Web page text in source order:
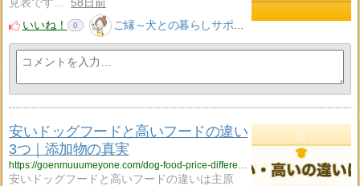
見表です…
58日前
いいね！
0 ご縁～犬との暮らしサポート～
安いドッグフードと高いフードの違い
3つ｜添加物の真実
https://goenmuuumeyone.com/dog-food-price-difference/
安いドッグフードと高いフードの違いは主原